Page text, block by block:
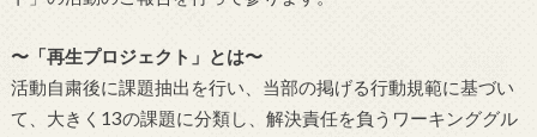
〜「再生プロジェクト」とは〜
活動自粛後に課題抽出を行い、当部の掲げる行動規範に基づい
て、大きく13の課題に分類し、解決責任を負うワーキンググル